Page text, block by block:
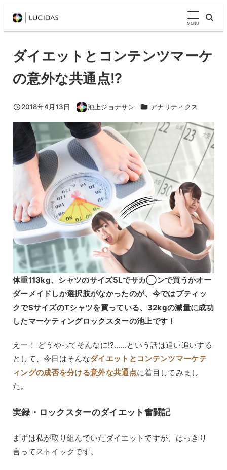
MENU
ダイエットとコンテンツマーケ
の意外な共通点!?
投稿日
2018年4月13日
著
者
池上ジョナサン カテゴリー
アナリティクス
体重113kg、シャツのサイズ5Lでサカ◯ンで買うかオー
ダーメイドしか選択肢がなかったのが、今ではブティッ
クでSサイズのTシャツを買っている、32kgの減量に成功
したマーケティングロックスターの池上です！
えー！ どうやってそんなに!?……という話は追い追いする
として、今日はそんなダイエットとコンテンツマーケテ
ィングの成否を分ける意外な共通点に着目してみまし
た。
実録・ロックスターのダイエット奮闘記
まずは私が取り組んでいたダイエットですが、はっきり
言ってストイックです。